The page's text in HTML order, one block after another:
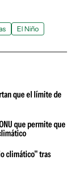
El Niño
que el límite de
que permite que
climático" tras